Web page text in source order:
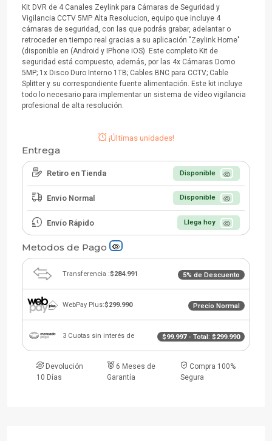
Kit DVR de 4 Canales Zeylink para Cámaras de Seguridad y
Vigilancia CCTV 5MP Alta Resolucion, equipo que incluye 4
cámaras de seguridad, con las que podrás grabar, adelantar o
retroceder en tiempo real gracias a su aplicación "Zeylink Home"
(disponible en (Android y IPhone iOS). Este completo Kit de
seguridad está compuesto, además, por las 4x Cámaras Domo
5MP; 1x Disco Duro Interno 1TB; Cables BNC para CCTV; Cable
Splitter y su correspondiente fuente alimentación. Este kit incluye
todo lo necesario para implementar un sistema de vídeo vigilancia
profesional de alta resolución.
¡Últimas unidades!
Entrega
Retiro en Tienda Disponible
Envío Normal Disponible
Envío Rápido Llega hoy
Metodos de Pago
Transferencia :$284.991 5% de Descuento
WebPay Plus:$299.990 Precio Normal
3 Cuotas sin interés de $99.997- Total: $299.990
Devolución
10 Días
6 Meses de
Garantía
Compra 100%
Segura